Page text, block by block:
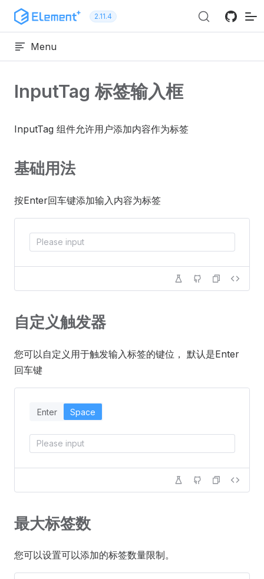
跳转到内容 2.11.4
Menu
InputTag 标签输入框
InputTag 组件允许用户添加内容作为标签
基础用法
按Enter回车键添加输入内容为标签
自定义触发器
您可以自定义用于触发输入标签的键位， 默认是Enter
回车键
Enter Space
最大标签数
您可以设置可以添加的标签数量限制。